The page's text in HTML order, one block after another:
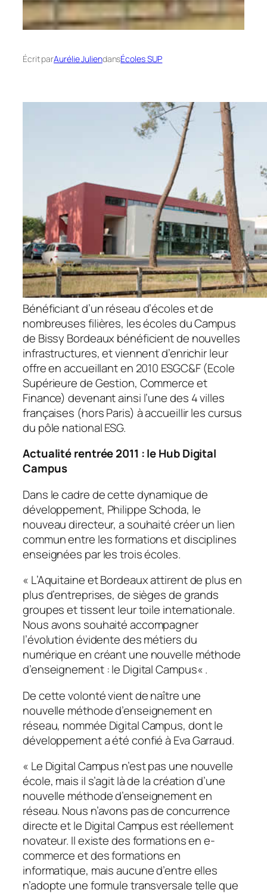
Écrit parAurélie JuliendansÉcoles SUP
Bénéficiant d’un réseau d’écoles et de
nombreuses filières, les écoles du Campus
de Bissy Bordeaux bénéficient de nouvelles
infrastructures, et viennent d’enrichir leur
offre en accueillant en 2010 ESGC&F (Ecole
Supérieure de Gestion, Commerce et
Finance) devenant ainsi l’une des 4 villes
françaises (hors Paris) à accueillir les cursus
du pôle national ESG.
Actualité rentrée 2011 : le Hub Digital
Campus
Dans le cadre de cette dynamique de
développement, Philippe Schoda, le
nouveau directeur, a souhaité créer un lien
commun entre les formations et disciplines
enseignées par les trois écoles.
« L’Aquitaine et Bordeaux attirent de plus en
plus d’entreprises, de sièges de grands
groupes et tissent leur toile internationale.
Nous avons souhaité accompagner
l’évolution évidente des métiers du
numérique en créant une nouvelle méthode
d’enseignement : le Digital Campus« .
De cette volonté vient de naître une
nouvelle méthode d’enseignement en
réseau, nommée Digital Campus, dont le
développement a été confié à Eva Garraud.
« Le Digital Campus n’est pas une nouvelle
école, mais il s’agit là de la création d’une
nouvelle méthode d’enseignement en
réseau. Nous n’avons pas de concurrence
directe et le Digital Campus est réellement
novateur. Il existe des formations en e-
commerce et des formations en
informatique, mais aucune d’entre elles
n’adopte une formule transversale telle que